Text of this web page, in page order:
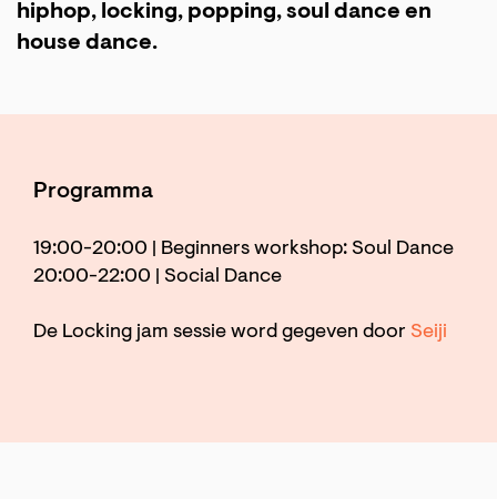
hiphop, locking, popping, soul dance en
house dance.
Programma
19:00-20:00 | Beginners workshop: Soul Dance
20:00-22:00 | Social Dance
De Locking jam sessie word gegeven door Seiji